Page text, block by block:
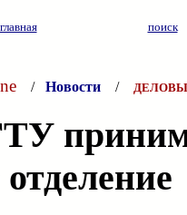
главная поиск
/ Новости /